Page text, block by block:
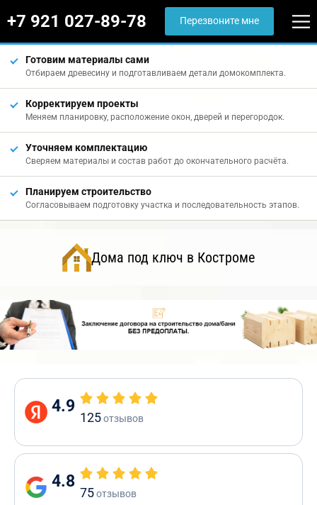
+7 921 027-89-78 Перезвоните мне
Готовим материалы сами
Отбираем древесину и подготавливаем детали домокомплекта.
Корректируем проекты
Меняем планировку, расположение окон, дверей и перегородок.
Уточняем комплектацию
Сверяем материалы и состав работ до окончательного расчёта.
Планируем строительство
Согласовываем подготовку участка и последовательность этапов.
Дома под ключ в Костроме
4.9
125отзывов
4.8
75отзывов